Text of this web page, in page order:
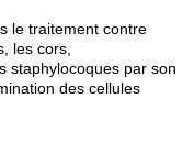
le traitement contre
les cors,
staphylocoques par son
des cellules